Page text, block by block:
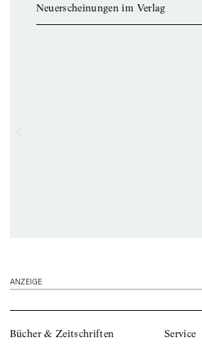
Neuerscheinungen im Verlag
ANZEIGE
Bücher & Zeitschriften Service